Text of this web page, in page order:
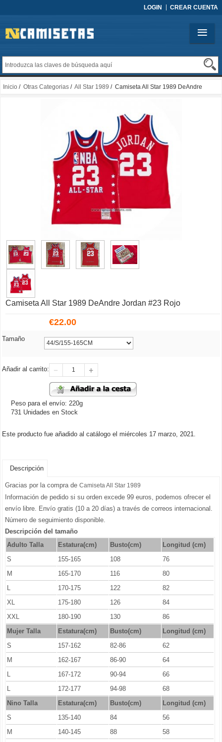
LOGIN CREAR CUENTA
Inicio / Otras Categorias / All Star 1989 / Camiseta All Star 1989 DeAndre
Camiseta All Star 1989 DeAndre Jordan #23 Rojo
€22.00
Tamaño
Añadir al carrito:
Peso para el envío: 220g
731 Unidades en Stock
Este producto fue añadido al catálogo el miércoles 17 marzo, 2021.
Descripción
Gracias por la compra de Camiseta All Star 1989
Información de pedido si su orden excede 99 euros, podemos ofrecer el
envío libre. Envío gratis (10 a 20 días) a través de correos internacional.
Número de seguimiento disponible.
Descripción del tamaño
Adulto Talla
Estatura(cm) Busto(cm)
Longitud (cm)
S
155-165 108
76
M
165-170 116
80
L
170-175 122
82
XL
175-180 126
84
XXL
180-190 130
86
Mujer Talla
Estatura(cm) Busto(cm)
Longitud (cm)
S
157-162 82-86
62
M
162-167 86-90
64
L
167-172 90-94
66
L
172-177 94-98
68
Nino Talla
Estatura(cm) Busto(cm)
Longitud (cm)
S
135-140 84
56
M
140-145 88
58